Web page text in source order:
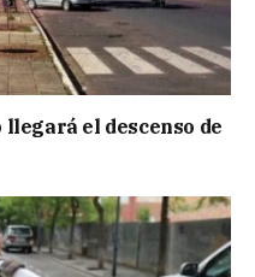
llegará el descenso de